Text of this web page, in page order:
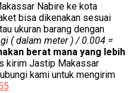
Nabire ke kota
bisa dikenakan sesuai
ukuran barang dengan
( dalam meter ) / 0.004 =
berat mana yang lebih
kirim Jastip Makassar
kami untuk mengirim